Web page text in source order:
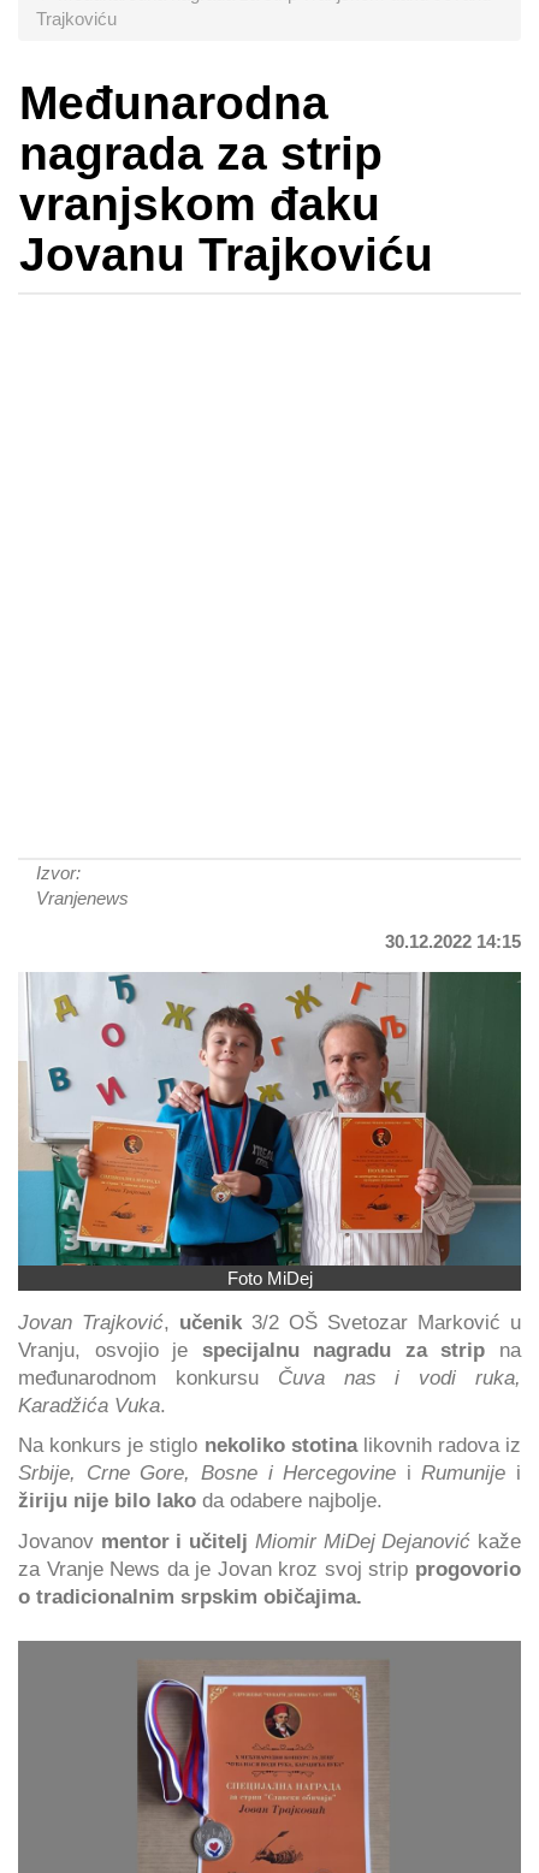
Trajkoviću
Međunarodna
nagrada za strip
vranjskom đaku
Jovanu Trajkoviću
Izvor:
Vranjenews
30.12.2022 14:15
Foto MiDej
Jovan Trajković, učenik 3/2 OŠ Svetozar Marković u
Vranju, osvojio je specijalnu nagradu za strip na
međunarodnom konkursu Čuva nas i vodi ruka,
Karadžića Vuka.
Na konkurs je stiglo nekoliko stotinalikovnih radova iz
Srbije, Crne Gore, Bosne i Hercegovine iRumunije i
žiriju nije bilo lako da odabere najbolje.
Jovanov mentor i učitelj Miomir MiDej Dejanović kaže
za Vranje News da je Jovan kroz svoj strip progovorio
o tradicionalnim srpskim običajima.